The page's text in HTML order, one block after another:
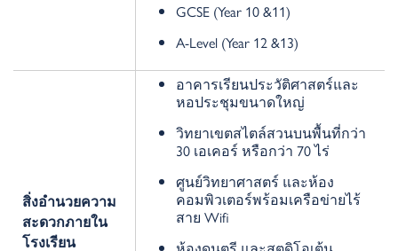
GCSE (Year 10 &11)
A-Level (Year 12 &13)
สิ่งอำนวยความ
สะดวกภายใน
โรงเรียน
อาคารเรียนประวัติศาสตร์และ
หอประชุมขนาดใหญ่
วิทยาเขตสไตล์สวนบนพื้นที่กว่า
30 เอเคอร์หรือกว่า 70 ไร่
ศูนย์วิทยาศาสตร์ และห้อง
คอมพิวเตอร์พร้อมเครือข่ายไร้
สาย Wifi